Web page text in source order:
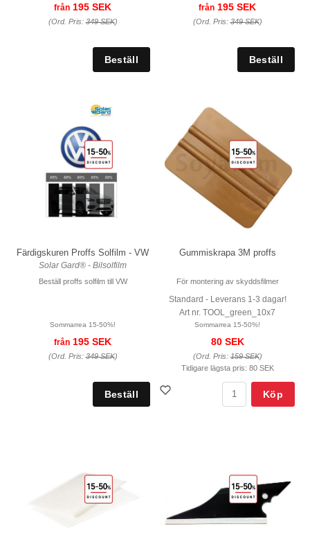
från 195 SEK
(Ord. Pris:349 SEK)
från 195 SEK
(Ord. Pris:349 SEK)
Färdigskuren Proffs Solfilm - VW
Solar Gard® - Bilsolfilm
Beställ proffs solfilm till VW
Sommarrea 15-50%!
från 195 SEK
(Ord. Pris:349 SEK)
Gummiskrapa 3M proffs
För montering av skyddsfilmer
Standard - Leverans 1-3 dagar!
Art nr. TOOL_green_10x7
Sommarrea 15-50%!
80 SEK
(Ord. Pris:159 SEK)
Tidigare lägsta pris: 80 SEK
Köp